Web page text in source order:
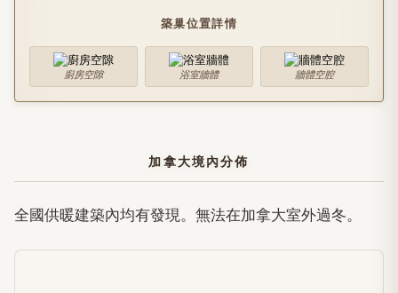
築巢位置詳情
廚房空隙 浴室牆體 牆體空腔
加拿大境內分佈
全國供暖建築內均有發現。無法在加拿大室外過冬。